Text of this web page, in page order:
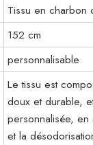
Tissu en charbon
152 cm
personnalisable
Le tissu est
doux et durable,
personnalisée, en
et la